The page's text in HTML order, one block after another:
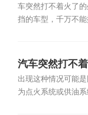
车突然打不着火了
挡的车型，千万不
汽车突然打不
出现这种情况可能
为点火系统或供油系